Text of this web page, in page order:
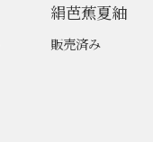
絹芭蕉夏紬
販売済み